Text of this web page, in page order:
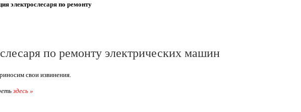
электрослесаря по ремонту
по ремонту электрических машин
свои извинения.
здесь »